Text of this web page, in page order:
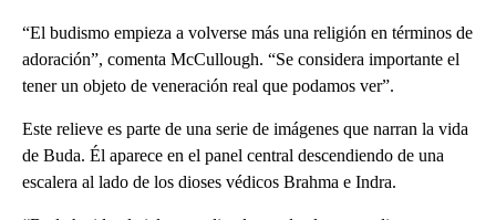
“El budismo empieza a volverse más una religión en términos de
adoración”, comenta McCullough. “Se considera importante el
tener un objeto de veneración real que podamos ver”.
Este relieve es parte de una serie de imágenes que narran la vida
de Buda. Él aparece en el panel central descendiendo de una
escalera al lado de los dioses védicos Brahma e Indra.